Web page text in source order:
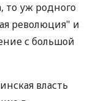
то уж родного
революция" и
с большой
власть